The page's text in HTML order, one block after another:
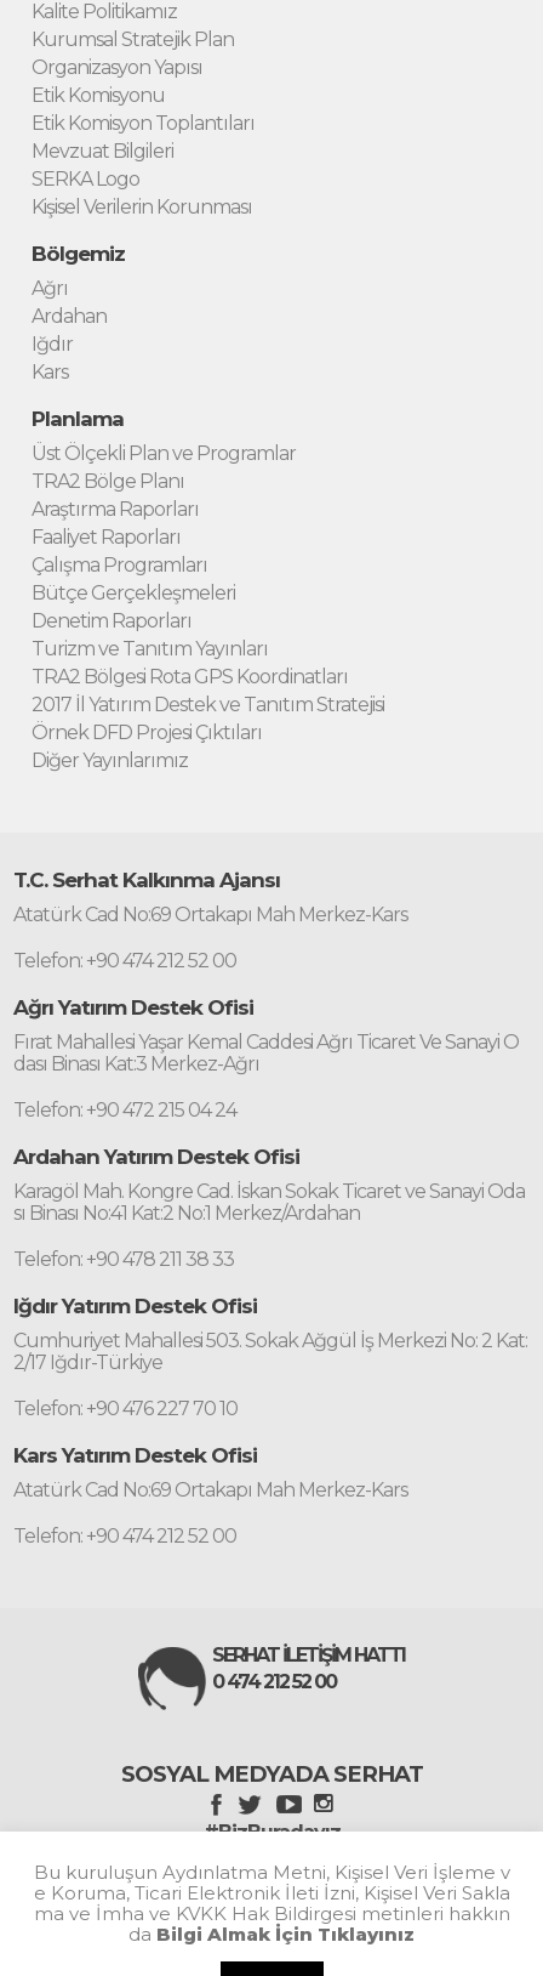
Bu kuruluşun Aydınlatma Metni, Kişisel Veri İşleme v
e Koruma, Ticari Elektronik İleti İzni, Kişisel Veri Sakla
ma ve İmha ve KVKK Hak Bildirgesi metinleri hakkın
da Bilgi Almak İçin Tıklayınız
Kalite Politikamız
Kurumsal Stratejik Plan
Organizasyon Yapısı
Etik Komisyonu
Etik Komisyon Toplantıları
Mevzuat Bilgileri
SERKA Logo
Kişisel Verilerin Korunması
Bölgemiz
Ağrı
Ardahan
Iğdır
Kars
Planlama
Üst Ölçekli Plan ve Programlar
TRA2 Bölge Planı
Araştırma Raporları
Faaliyet Raporları
Çalışma Programları
Bütçe Gerçekleşmeleri
Denetim Raporları
Turizm ve Tanıtım Yayınları
TRA2 Bölgesi Rota GPS Koordinatları
2017 İl Yatırım Destek ve Tanıtım Stratejisi
Örnek DFD Projesi Çıktıları
Diğer Yayınlarımız
T.C. Serhat Kalkınma Ajansı
Atatürk Cad No:69 Ortakapı Mah Merkez-Kars
Telefon: +90 474 212 52 00
Ağrı Yatırım Destek Ofisi
Fırat Mahallesi Yaşar Kemal Caddesi Ağrı Ticaret Ve Sanayi O
dası Binası Kat:3 Merkez-Ağrı
Telefon: +90 472 215 04 24
Ardahan Yatırım Destek Ofisi
Karagöl Mah. Kongre Cad. İskan Sokak Ticaret ve Sanayi Oda
sı Binası No:41 Kat:2 No:1 Merkez/Ardahan
Telefon: +90 478 211 38 33
Iğdır Yatırım Destek Ofisi
Cumhuriyet Mahallesi 503. Sokak Ağgül İş Merkezi No: 2 Kat:
2/17 Iğdır-Türkiye
Telefon: +90 476 227 70 10
Kars Yatırım Destek Ofisi
Atatürk Cad No:69 Ortakapı Mah Merkez-Kars
Telefon: +90 474 212 52 00
SERHAT İLETİŞİM HATTI
0 474 212 52 00
SOSYAL MEDYADA SERHAT
#BizBuradayız